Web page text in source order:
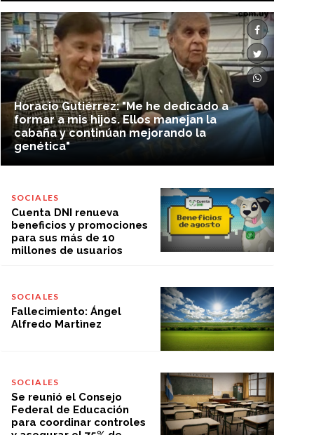
Horacio Gutiérrez: "Me he dedicado a
formar a mis hijos. Ellos manejan la
cabaña y continúan mejorando la
genética"
SOCIALES
Cuenta DNI renueva
beneficios y promociones
para sus más de 10
millones de usuarios
SOCIALES
Fallecimiento: Ángel
Alfredo Martìnez
SOCIALES
Se reunió el Consejo
Federal de Educación
para coordinar controles